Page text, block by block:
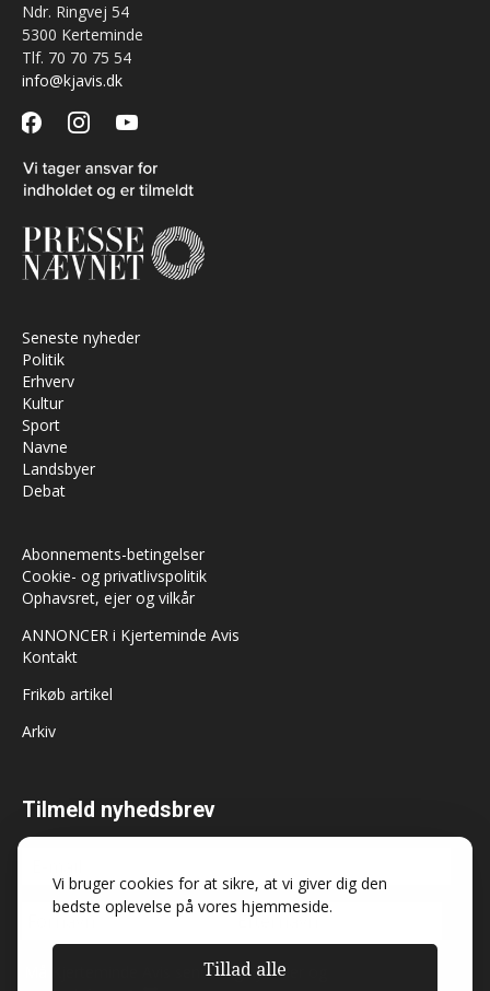
Vi bruger cookies for at sikre, at vi giver dig den
bedste oplevelse på vores hjemmeside.
Tillad alle
Ndr. Ringvej 54
5300 Kerteminde
Tlf. 70 70 75 54
info@kjavis.dk
facebookinstagramyoutube
Seneste nyheder
Politik
Erhverv
Kultur
Sport
Navne
Landsbyer
Debat
Abonnements-betingelser
Cookie- og privatlivspolitik
Ophavsret, ejer og vilkår
ANNONCER i Kjerteminde Avis
Kontakt
Frikøb artikel
Arkiv
Tilmeld nyhedsbrev
Må Kjerteminde Avis sende dig nyheder og